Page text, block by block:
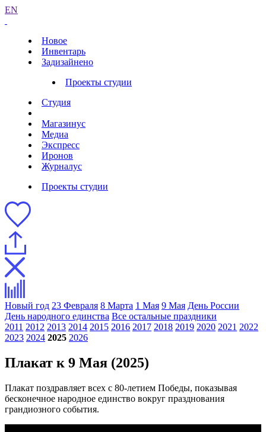
EN
Новое
Инвентарь
Задизайнено
Проекты студии
Студия
Магазинус
Медиа
Экспресс
Иронов
Журналус
Проекты студии
Новый год 23 Февраля 8 Марта 1 Мая 9 Мая День России
День народного единства Все остальные праздники
2011 2012 2013 2014 2015 2016 2017 2018 2019 2020 2021 2022
2023 2024 2025 2026
Плакат к 9 Мая (2025)
Плакат поздравляет всех с 80-летием Победы, показывая
бесконечное народное единство вокруг празднования
грандиозного события.